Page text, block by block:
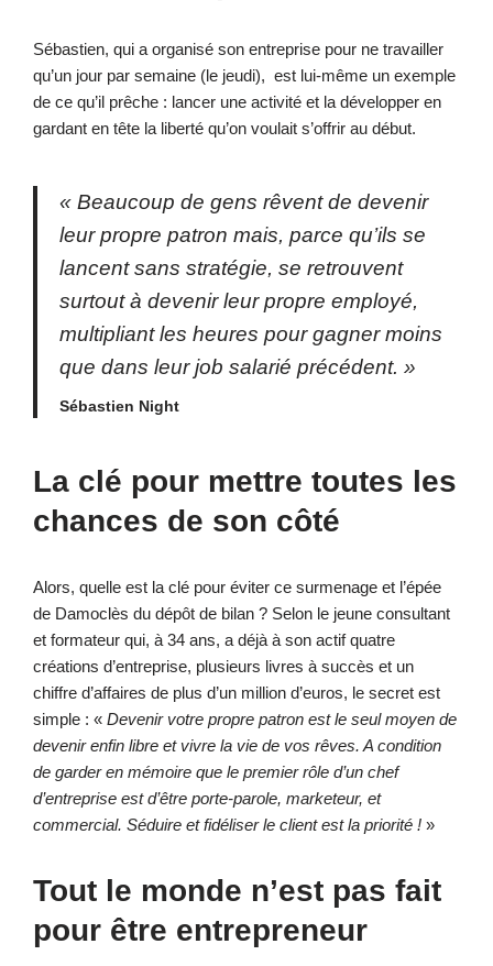
Sébastien, qui a organisé son entreprise pour ne travailler
qu’un jour par semaine (le jeudi), est lui-même un exemple
de ce qu’il prêche : lancer une activité et la développer en
gardant en tête la liberté qu’on voulait s’offrir au début.
« Beaucoup de gens rêvent de devenir
leur propre patron mais, parce qu’ils se
lancent sans stratégie, se retrouvent
surtout à devenir leur propre employé,
multipliant les heures pour gagner moins
que dans leur job salarié précédent. »
Sébastien Night
La clé pour mettre toutes les
chances de son côté
Alors, quelle est la clé pour éviter ce surmenage et l’épée
de Damoclès du dépôt de bilan ? Selon le jeune consultant
et formateur qui, à 34 ans, a déjà à son actif quatre
créations d’entreprise, plusieurs livres à succès et un
chiffre d’affaires de plus d’un million d’euros, le secret est
simple : « Devenir votre propre patron est le seul moyen de
devenir enfin libre et vivre la vie de vos rêves. A condition
de garder en mémoire que le premier rôle d’un chef
d’entreprise est d’être porte-parole, marketeur, et
commercial. Séduire et fidéliser le client est la priorité ! »
Tout le monde n’est pas fait
pour être entrepreneur